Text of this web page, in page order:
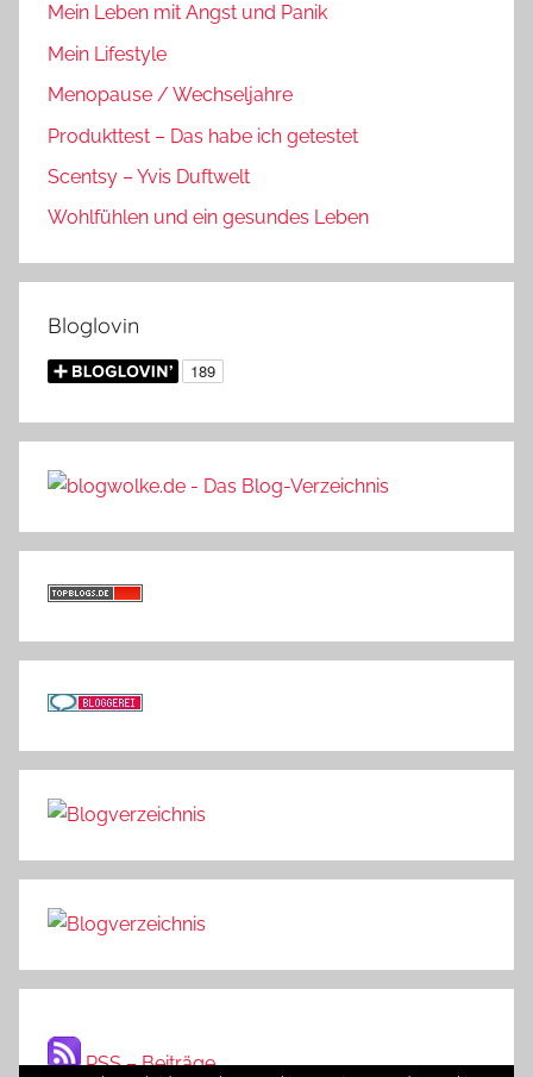
Mein Leben mit Angst und Panik
Mein Lifestyle
Menopause / Wechseljahre
Produkttest – Das habe ich getestet
Scentsy – Yvis Duftwelt
Wohlfühlen und ein gesundes Leben
Bloglovin
RSS – Beiträge